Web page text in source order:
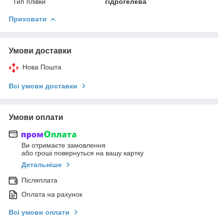
Приховати
Умови доставки
Нова Пошта
Всі умови доставки
Умови оплати
Ви отримаєте замовлення
або гроші повернуться на вашу картку
Детальніше
Післяплата
Оплата на рахунок
Всі умови оплати